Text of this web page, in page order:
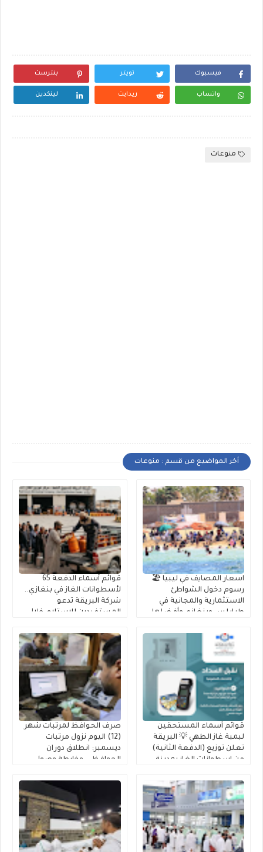
فيسبوك تويتر بنترست
واتساب ريدايت لينكدين
منوعات
أخر المواضيع من قسم : منوعات
اسعار المصايف في ليبيا 🏖️
رسوم دخول الشواطئ
الاستثمارية والمجانية في
طرابلس وبنغازي وأفضلها
قوائم أسماء الدفعة 65
لأسطوانات الغاز في بنغازي..
شركة البريقة تدعو
المستفيدين للاستلام خلال
قوائم أسماء المستحقين
لبمبة غاز الطهي 💡 البريقة
تعلن توزيع (الدفعة الثانية)
من إسطوانات الغاز بمدينة
صرف الحوافظ لمرتبات شهر
(12) اليوم نزول مرتبات
ديسمبر: انطلاق دوران
الحوافظ .. وخارطة وصول
(راتبك لحظي)